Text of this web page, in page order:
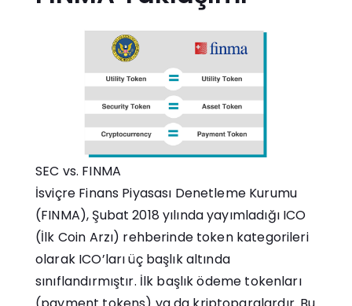
SEC vs. FINMA
İsviçre Finans Piyasası Denetleme Kurumu
(FINMA), Şubat 2018 yılında yayımladığı ICO
(İlk Coin Arzı) rehberinde token kategorileri
olarak ICO’ları üç başlık altında
sınıflandırmıştır. İlk başlık ödeme tokenları